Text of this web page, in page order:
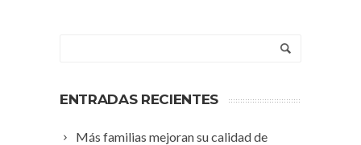
ENTRADAS RECIENTES
Más familias mejoran su calidad de